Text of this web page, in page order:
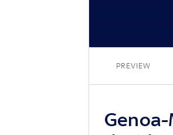
PREVIEW